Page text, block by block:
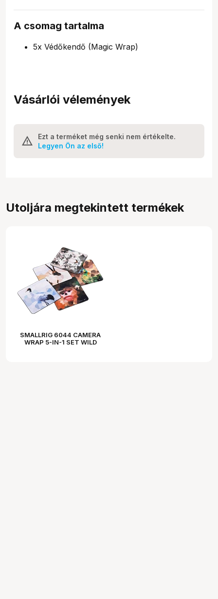
A csomag tartalma
5x Védőkendő (Magic Wrap)
Vásárlói vélemények
Ezt a terméket még senki nem értékelte.
Legyen Ön az első!
Utoljára megtekintett termékek
SMALLRIG 6044 CAMERA
WRAP 5-IN-1 SET WILD